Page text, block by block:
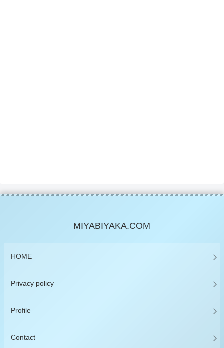
MIYABIYAKA.COM
HOME
Privacy policy
Profile
Contact